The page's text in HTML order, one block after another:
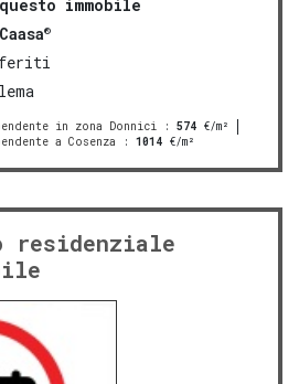
questo immobile
®
in zona Donnici : 574 €/m²
a Cosenza : 1014 €/m²
residenziale